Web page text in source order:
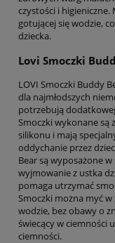
czystości i
gotującej się wodzie,
dziecka.
Lovi Smoczki
LOVI Smoczki Buddy
dla najmłodszych
potrzebują
Smoczki wykonane są
silikonu i mają
oddychanie przez
Bear są wyposażone
wyjmowanie z ustka
pomaga utrzymać
Smoczki można myć
wodzie, bez obawy o
świecący w ciemności
ciemności.